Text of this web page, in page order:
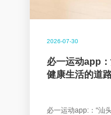
2026-07-30
必一运动app
健康生活的道
必一运动app:：“汕